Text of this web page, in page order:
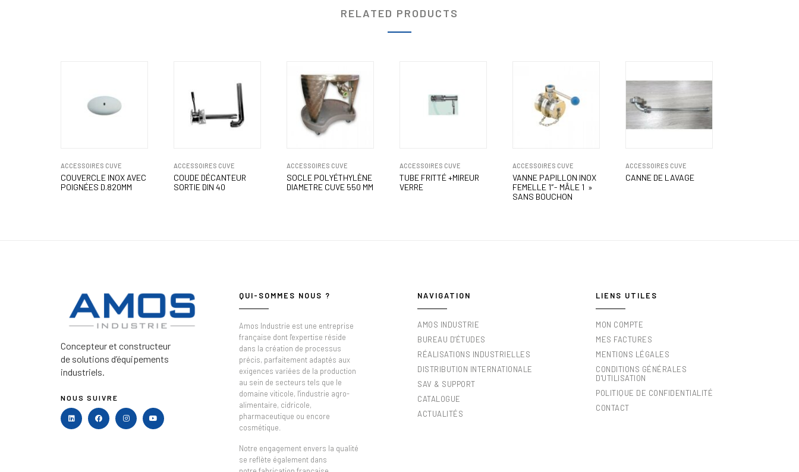
RELATED PRODUCTS
ACCESSOIRES CUVE
COUVERCLE INOX AVEC
POIGNÉES D.820MM
ACCESSOIRES CUVE
COUDE DÉCANTEUR
SORTIE DIN 40
ACCESSOIRES CUVE
SOCLE POLYÉTHYLÈNE
DIAMETRE CUVE 550 MM
ACCESSOIRES CUVE
TUBE FRITTÉ +MIREUR
VERRE
ACCESSOIRES CUVE
VANNE PAPILLON INOX
FEMELLE 1″- MÂLE 1 »
SANS BOUCHON
ACCESSOIRES CUVE
CANNE DE LAVAGE
Concepteur et constructeur
de solutions d’équipements
industriels.
NOUS SUIVRE
QUI-SOMMES NOUS ?
Amos Industrie est une entreprise
française dont l'expertise réside
dans la création de processus
précis, parfaitement adaptés aux
exigences variées de la production
au sein de secteurs tels que le
domaine viticole, l'industrie agro-
alimentaire, cidricole,
pharmaceutique ou encore
cosmétique.
Notre engagement envers la qualité
se reflète également dans
NAVIGATION
AMOS INDUSTRIE
BUREAU D'ÉTUDES
RÉALISATIONS INDUSTRIELLES
DISTRIBUTION INTERNATIONALE
SAV & SUPPORT
CATALOGUE
ACTUALITÉS
LIENS UTILES
MON COMPTE
MES FACTURES
MENTIONS LÉGALES
CONDITIONS GÉNÉRALES
D'UTILISATION
POLITIQUE DE CONFIDENTIALITÉ
CONTACT